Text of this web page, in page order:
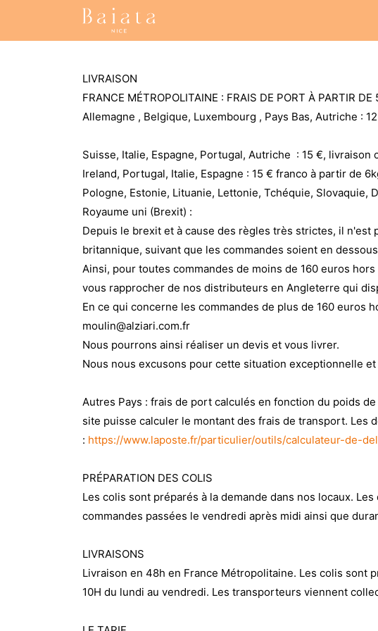
LIVRAISON
FRANCE MÉTROPOLITAINE : FRAIS DE PORT À PARTIR
Allemagne , Belgique, Luxembourg , Pays Bas, Autriche :
Suisse, Italie, Espagne, Portugal, Autriche : 15 €,
Ireland, Portugal, Italie, Espagne : 15 € franco à partir de
Pologne, Estonie, Lituanie, Lettonie, Tchéquie, Slovaquie,
Royaume uni (Brexit) :
Depuis le brexit et à cause des règles très strictes, il
britannique, suivant que les commandes soient en
Ainsi, pour toutes commandes de moins de 160 euros
vous rapprocher de nos distributeurs en Angleterre qui
En ce qui concerne les commandes de plus de 160 euros
moulin@alziari.com.fr
Nous pourrons ainsi réaliser un devis et vous livrer.
Nous nous excusons pour cette situation exceptionnelle
Autres Pays : frais de port calculés en fonction du poids
site puisse calculer le montant des frais de transport.
: https://www.laposte.fr/particulier/outils/calculateur-de-
PRÉPARATION DES COLIS
Les colis sont préparés à la demande dans nos locaux.
commandes passées le vendredi après midi ainsi que
LIVRAISONS
Livraison en 48h en France Métropolitaine. Les colis sont
10H du lundi au vendredi. Les transporteurs viennent